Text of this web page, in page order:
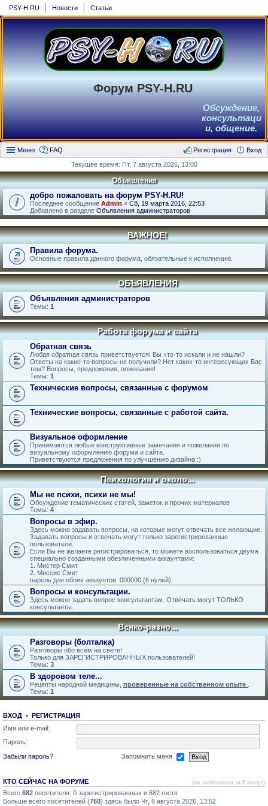
PSY-H.RU Новости Статьи
Форум PSY-H.RU
Обсуждение,
консультаци
и, общение.
Меню FAQ Вход
Регистрация
Текущее время: Пт, 7 августа 2026, 13:00
Объявления
добро пожаловать на форум PSY-H.RU!
Последнее сообщение Admin « Сб, 19 марта 2016, 22:53
Добавлено в разделе Объявления администраторов
ВАЖНОЕ!
Правила форума.
Основные правила данного форума, обязательные к исполнению.
ОБЪЯВЛЕНИЯ
Объявления администраторов
Темы: 1
Работа форума и сайта
Обратная связь
Любая обратная связь приветствуется! Вы что-то искали и не нашли?
Ответы на какие-то вопросы не получили? Нет каких-то интересующих Вас
тем? Вопросы, предложения, пожелания!
Темы: 1
Технические вопросы, связанные с форумом
Технические вопросы, связанные с работой сайта.
Визуальное оформление
Принимаются любые конструктивные замечания и пожелания по
визуальному оформлению форума и сайта.
Приветствуются предложения по улучшению дизайна :)
Психология и около...
Мы не психи, психи не мы!
Обсуждение тематических статей, заметок и прочих материалов
Темы: 4
Вопросы в эфир.
Здесь можно задавать вопросы, на которые могут отвечать все желающие.
Задавать вопросы и отвечать могут только зарегистрированные
пользователи.
Если Вы не желаете регистрироваться, то можете воспользоваться двумя
специально созданными обезличенными аккаунтами:
1. Мистер Смит
2. Миссис Смит
пароль для обоих аккаунтов: 000000 (6 нулей).
Вопросы и консультации.
Здесь можно задать вопрос консультантам. Отвечать могут ТОЛЬКО
консультанты.
Всяко-разно...
Разговоры (болталка)
Разговоры обо всем на свете!
Только для ЗАРЕГИСТРИРОВАННЫХ пользователей!
Темы: 3
В здоровом теле...
Рецепты народной медицины, проверенные на собственном опыте
Темы: 1
ВХОД • РЕГИСТРАЦИЯ
Имя или e-mail:
Пароль:
Забыли пароль?
Запомнить меня
КТО СЕЙЧАС НА ФОРУМЕ (по активности за 5 минут)
Всего 682 посетителя: 0 зарегистрированных и 682 гостя
Больше всего посетителей (760) здесь было Чт, 6 августа 2026, 13:52